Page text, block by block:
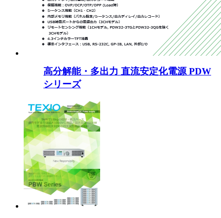
高分解能・多出力 直流安定化電源 PDW
シリーズ